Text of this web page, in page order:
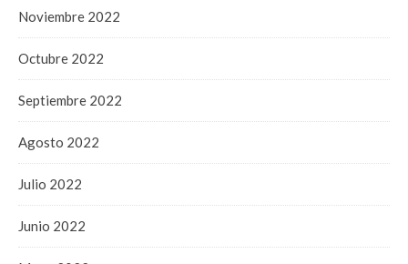
Noviembre 2022
Octubre 2022
Septiembre 2022
Agosto 2022
Julio 2022
Junio 2022